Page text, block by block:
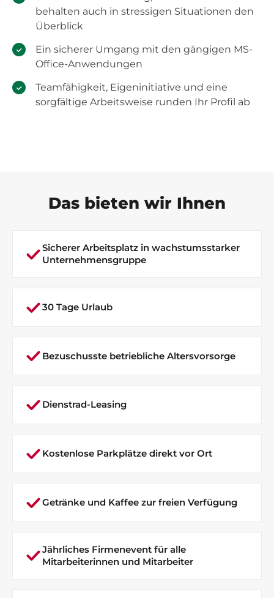
behalten auch in stressigen Situationen den
Überblick
Ein sicherer Umgang mit den gängigen MS-
Office-Anwendungen
Teamfähigkeit, Eigeninitiative und eine
sorgfältige Arbeitsweise runden Ihr Profil ab
Das bieten wir Ihnen
Sicherer Arbeitsplatz in wachstumsstarker
Unternehmensgruppe
30 Tage Urlaub
Bezuschusste betriebliche Altersvorsorge
Dienstrad-Leasing
Kostenlose Parkplätze direkt vor Ort
Getränke und Kaffee zur freien Verfügung
Jährliches Firmenevent für alle
Mitarbeiterinnen und Mitarbeiter